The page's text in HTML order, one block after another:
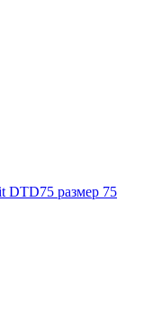
DTD75 размер 75